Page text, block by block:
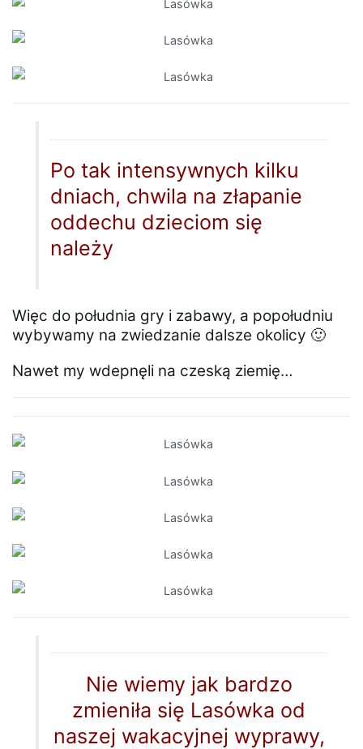
Po tak intensywnych kilku
dniach, chwila na złapanie
oddechu dzieciom się
należy
Więc do południa gry i zabawy, a popołudniu
wybywamy na zwiedzanie dalsze okolicy 🙂
Nawet my wdepnęli na czeską ziemię…
Nie wiemy jak bardzo
zmieniła się Lasówka od
naszej wakacyjnej wyprawy,